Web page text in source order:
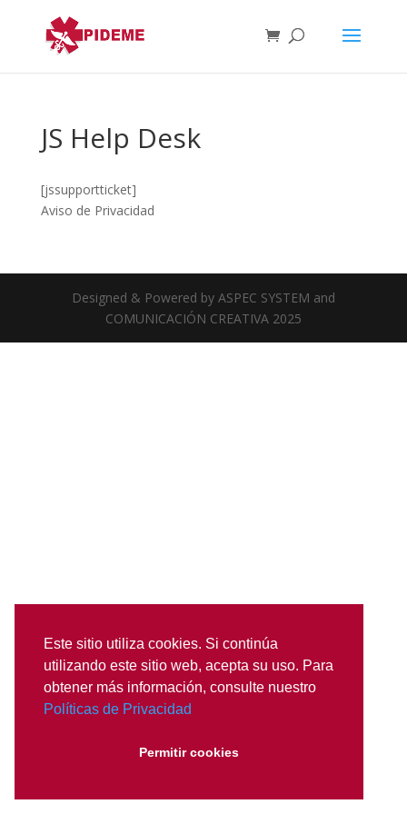
Este sitio utiliza cookies. Si continúa
utilizando este sitio web, acepta su uso. Para
obtener más información, consulte nuestro
Políticas de Privacidad
Permitir cookies
JS Help Desk
[jssupportticket]
Aviso de Privacidad
Designed & Powered by ASPEC SYSTEM and
COMUNICACIÓN CREATIVA 2025